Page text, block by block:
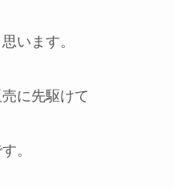
います。
に先駆けて
。